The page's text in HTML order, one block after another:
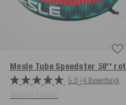
Mesle Tube Speedster 58'' rot
5.0 (4 Bewertung)